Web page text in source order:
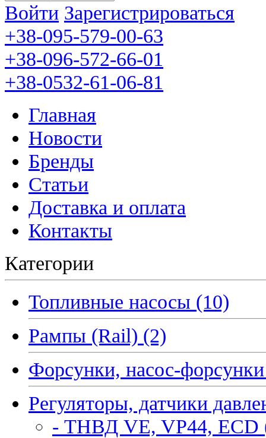
Войти Зарегистрироваться
+38-095-579-00-63
+38-096-572-66-01
+38-0532-61-06-81
Главная
Новости
Бренды
Статьи
Доставка и оплата
Контакты
Категории
Топливные насосы (10)
Рампы (Rail) (2)
Форсунки, насос-
Регуляторы, датчики
- ТНВД VE, VP44, ECD